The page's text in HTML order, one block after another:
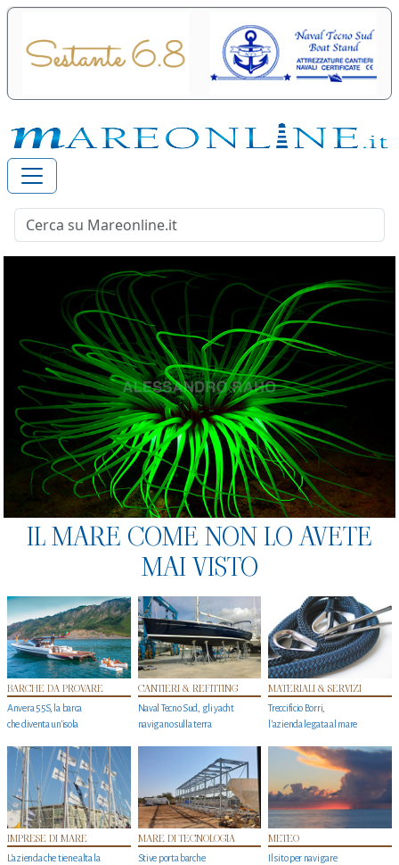
IL MARE COME NON LO AVETE
MAI VISTO
BARCHE DA PROVARE
Anvera 55S, la barca
che diventa un'isola
CANTIERI & REFITTING
Naval Tecno Sud, gli yacht
navigano sulla terra
MATERIALI & SERVIZI
Treccificio Borri,
l'azienda legata al mare
IMPRESE DI MARE
L'azienda che tiene alta la
MARE DI TECNOLOGIA
Stive porta barche
METEO
Il sito per navigare